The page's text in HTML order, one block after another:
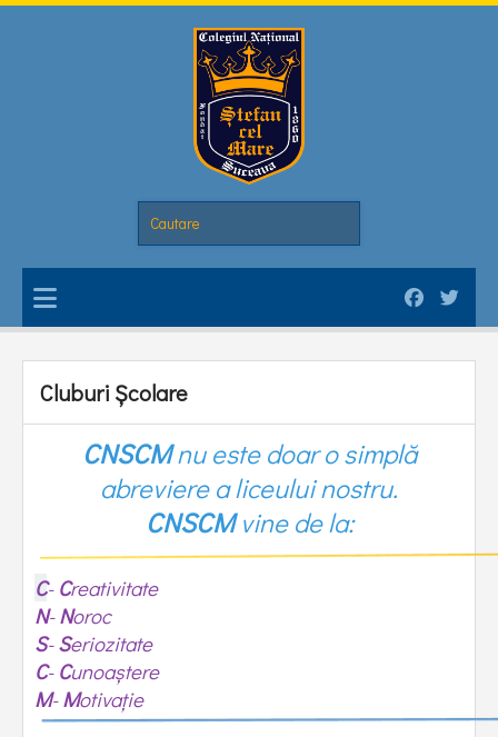
Cluburi Școlare
CNSCMnu este doar o simplă
abreviere a liceului nostru.
CNSCMvine de la:
C- Creativitate
N-Noroc
S-Seriozitate
C- Cunoaștere
M-Motivație